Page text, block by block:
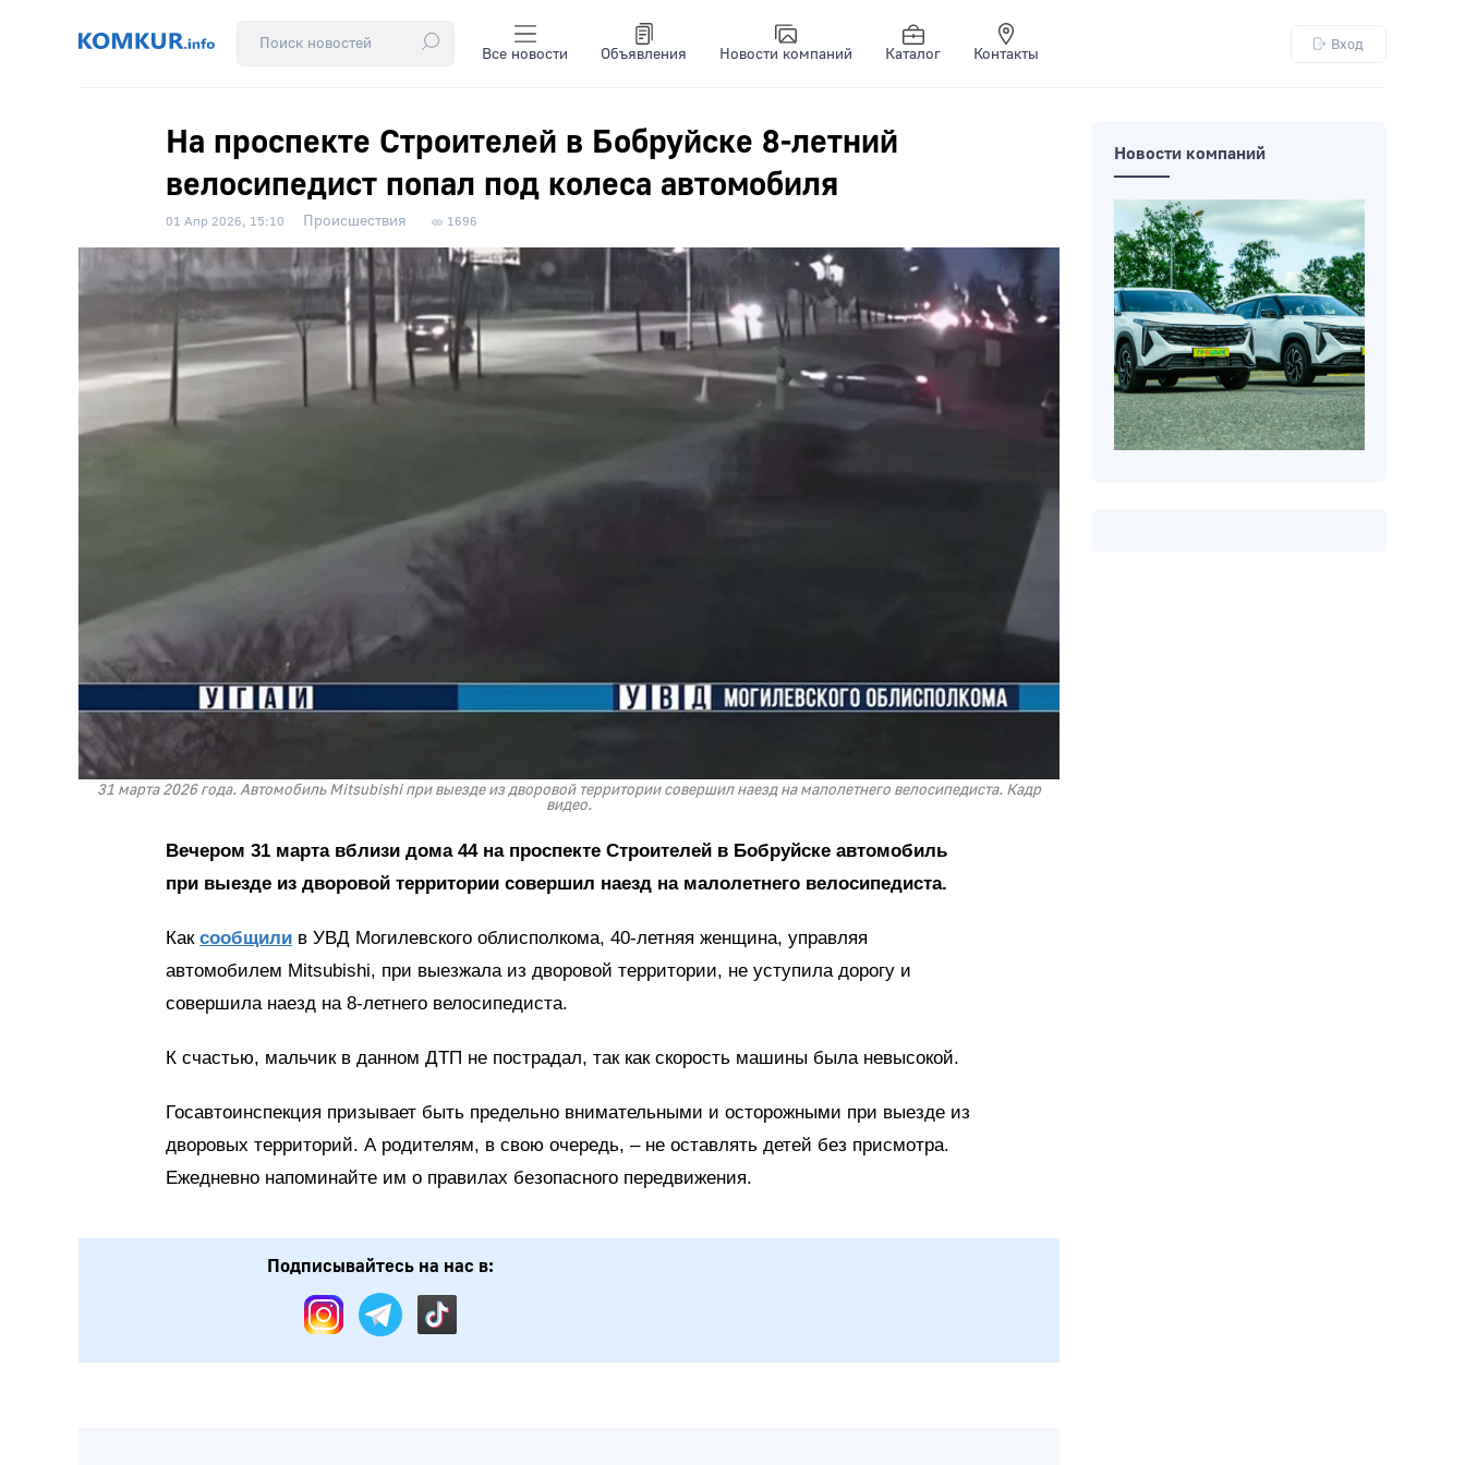
Все новости Объявления Новости компаний Каталог Контакты
Вход
На проспекте Строителей в Бобруйске 8-летний
велосипедист попал под колеса автомобиля
01 Апр 2026, 15:10 Происшествия 1696
31 марта 2026 года. Автомобиль Mitsubishi при выезде из дворовой территории совершил наезд на малолетнего велосипедиста. Кадр
видео.
Вечером 31 марта вблизи дома 44 на проспекте Строителей в Бобруйске автомобиль
при выезде из дворовой территории совершил наезд на малолетнего велосипедиста.
Как сообщили в УВД Могилевского облисполкома, 40-летняя женщина, управляя
автомобилем Mitsubishi, при выезжала из дворовой территории, не уступила дорогу и
совершила наезд на 8-летнего велосипедиста.
К счастью, мальчик в данном ДТП не пострадал, так как скорость машины была невысокой.
Госавтоинспекция призывает быть предельно внимательными и осторожными при выезде из
дворовых территорий. А родителям, в свою очередь, – не оставлять детей без присмотра.
Ежедневно напоминайте им о правилах безопасного передвижения.
Подписывайтесь на нас в:
Новости компаний